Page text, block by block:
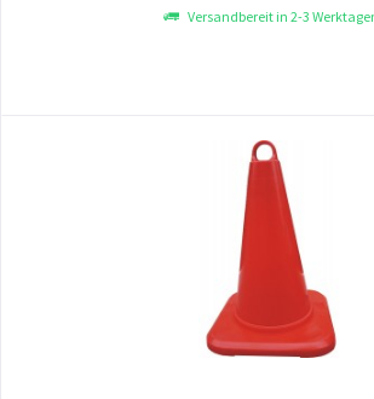
Versandbereit in 2-3